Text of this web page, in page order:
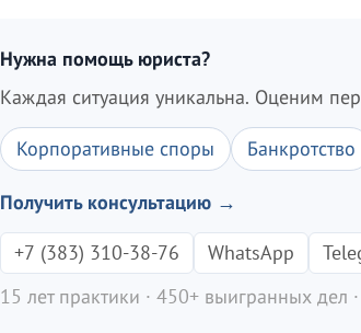
Нужна помощь юриста?
Каждая ситуация уникальна. Оценим
Корпоративные споры Банкротство
Получить консультацию →
+7 (383) 310-38-76
WhatsApp
15 лет практики · 450+ выигранных дел